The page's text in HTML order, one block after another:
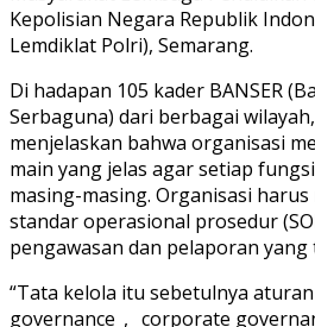
Kepolisian Negara Republik
Lemdiklat Polri), Semarang.
Di hadapan 105 kader BANSER
Serbaguna) dari berbagai
menjelaskan bahwa organisasi
main yang jelas agar setiap
masing-masing. Organisasi
standar operasional prosedur
pengawasan dan pelaporan
“Tata kelola itu sebetulnya
governance_, _corporate